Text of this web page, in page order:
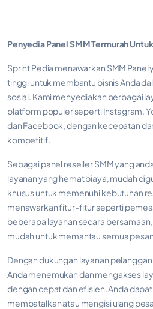
Penyedia Panel SMM Termurah
Sprint Pedia menawarkan SMM
tinggi untuk membantu bisnis Anda
sosial. Kami menyediakan berbagai
platform populer seperti Instagram,
dan Facebook, dengan kecepatan
kompetitif.
Sebagai panel reseller SMM yang
layanan yang hemat biaya, mudah
khusus untuk memenuhi kebutuhan
menawarkan fitur-fitur seperti
beberapa layanan secara
mudah untuk memantau semua
Dengan dukungan layanan
Anda menemukan dan mengakses
dengan cepat dan efisien. Anda
membatalkan atau mengisi ulang